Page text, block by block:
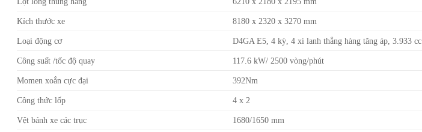
Kích thước xe 8180 x 2320 x 3270 mm
Loại động cơ D4GA E5, 4 kỳ, 4 xi lanh thẳng hàng tăng áp, 3.933 cc
Công suất /tốc độ quay 117.6 kW/ 2500 vòng/phút
Momen xoắn cực đại 392Nm
Công thức lốp 4 x 2
Vệt bánh xe các trục 1680/1650 mm